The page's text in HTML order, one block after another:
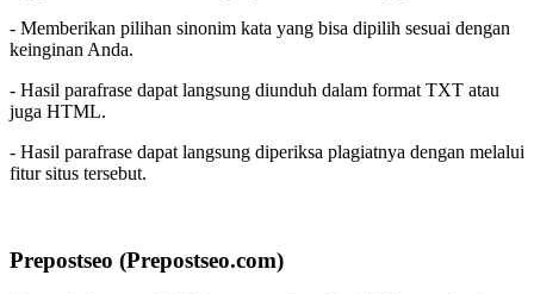
- Memberikan pilihan sinonim kata yang bisa dipilih sesuai dengan
keinginan Anda.
- Hasil parafrase dapat langsung diunduh dalam format TXT atau
juga HTML.
- Hasil parafrase dapat langsung diperiksa plagiatnya dengan melalui
fitur situs tersebut.
Prepostseo (Prepostseo.com)